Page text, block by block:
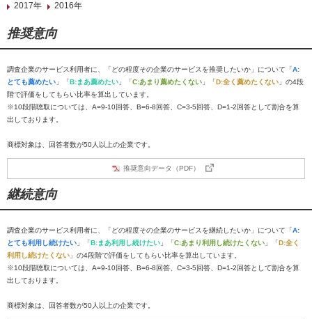
2017年
2016年
推奨意向
調査企業のサービス利用者に、「どの程度その企業のサービスを推奨したいか」について「A:
とても薦めたい 」「B:まあ薦めたい 」「C:あまり薦めたくない 」「D:全く薦めたくない 」の4段
階で評価をしてもらい比率を算出しています。
※10段階聴取については、A=9-10回答、B=6-8回答、C=3-5回答、D=1-2回答として割合を算
出しております。
商標対象は、回答者数が50人以上の企業です。
推奨意向データ（PDF）
継続意向
調査企業のサービス利用者に、「どの程度その企業のサービスを継続したいか」について「A:
とても利用し続けたい 」「B:まあ利用し続けたい 」「C:あまり利用し続けたくない 」「D:全く
利用し続けたくない 」の4段階で評価をしてもらい比率を算出しています。
※10段階聴取については、A=9-10回答、B=6-8回答、C=3-5回答、D=1-2回答として割合を算
出しております。
商標対象は、回答者数が50人以上の企業です。